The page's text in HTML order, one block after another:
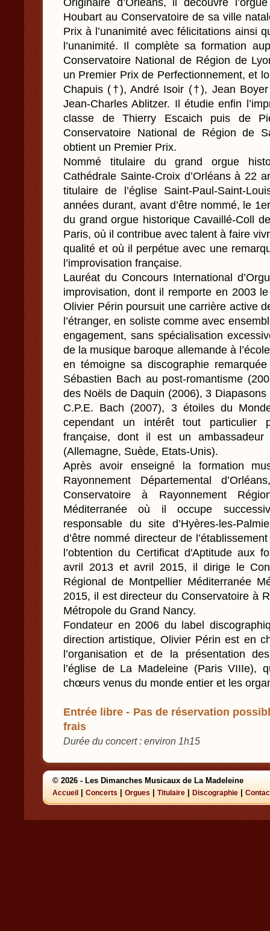
Originaire d’Orléans, il découvre
Houbart au Conservatoire de sa ville
Prix à l’unanimité avec félicitations ainsi
l’unanimité. Il complète sa formation
Conservatoire National de Région de
un Premier Prix de Perfectionnement, et
Chapuis (†), André Isoir (†), Jean
Jean-Charles Ablitzer. Il étudie enfin
classe de Thierry Escaich puis de
Conservatoire National de Région de
obtient un Premier Prix.
Nommé titulaire du grand orgue
Cathédrale Sainte-Croix d’Orléans à 22
titulaire de l’église Saint-Paul-Saint-
années durant, avant d’être nommé, le
du grand orgue historique Cavaillé-Coll
Paris, où il contribue avec talent à faire
qualité et où il perpétue avec une
l’improvisation française.
Lauréat du Concours International
improvisation, dont il remporte en 2003
Olivier Périn poursuit une carrière active
l’étranger, en soliste comme avec
engagement, sans spécialisation
de la musique baroque allemande à
en témoigne sa discographie
Sébastien Bach au post-romantisme
des Noëls de Daquin (2006), 3
C.P.E. Bach (2007), 3 étoiles du
cependant un intérêt tout particulier
française, dont il est un ambassadeur
(Allemagne, Suède, Etats-Unis).
Après avoir enseigné la formation
Rayonnement Départemental
Conservatoire à Rayonnement
Méditerranée où il occupe
responsable du site d’Hyères-les-
d’être nommé directeur de
l’obtention du Certificat d'Aptitude aux
avril 2013 et avril 2015, il dirige le
Régional de Montpellier Méditerranée
2015, il est directeur du Conservatoire à
Métropole du Grand Nancy.
Fondateur en 2006 du label
direction artistique, Olivier Périn est en
l’organisation et de la présentation
l’église de La Madeleine (Paris VIIIe),
chœurs venus du monde entier et les
Entrée libre - Pas de réservation
frais
Durée du concert : environ 1h15
© 2026 - Les Dimanches Musicaux de La Madeleine
Accueil Concerts Orgues Titulaire Discographie